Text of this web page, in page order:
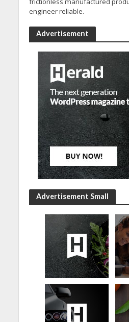
engineer reliable.
Advertisement
Advertisement Small